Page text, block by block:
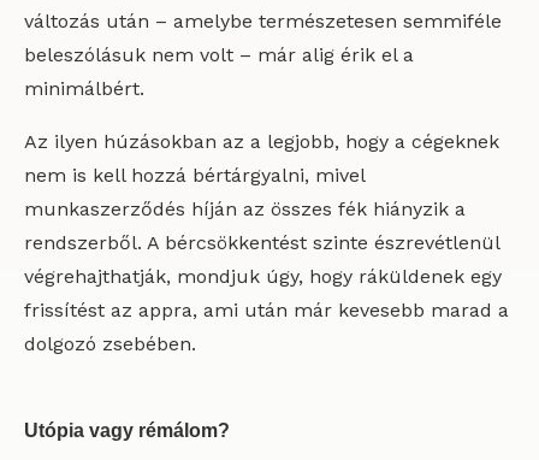
változás után – amelybe természetesen semmiféle
beleszólásuk nem volt – már alig érik el a
minimálbért.
Az ilyen húzásokban az a legjobb, hogy a cégeknek
nem is kell hozzá bértárgyalni, mivel
munkaszerződés híján az összes fék hiányzik a
rendszerből. A bércsökkentést szinte észrevétlenül
végrehajthatják, mondjuk úgy, hogy ráküldenek egy
frissítést az appra, ami után már kevesebb marad a
dolgozó zsebében.
Utópia vagy rémálom?